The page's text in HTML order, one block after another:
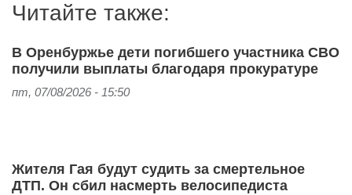
Читайте также:
В Оренбуржье дети погибшего участника СВО
получили выплаты благодаря прокуратуре
пт, 07/08/2026 - 15:50
Жителя Гая будут судить за смертельное
ДТП. Он сбил насмерть велосипедиста